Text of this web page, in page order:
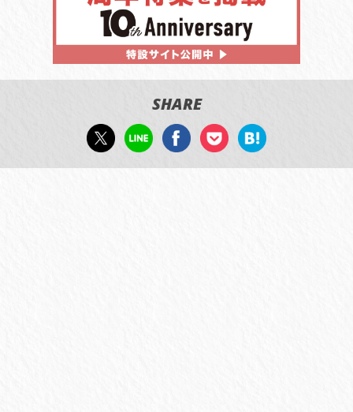
SHARE